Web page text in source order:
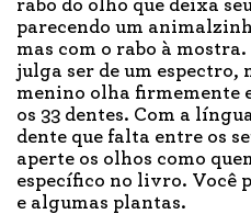
rabo do olho que deixa
parecendo um
mas com o rabo à
julga ser de um espectro,
menino olha firmemente
os 33 dentes. Com a
dente que falta entre os
aperte os olhos como
específico no livro. Você
e algumas plantas.